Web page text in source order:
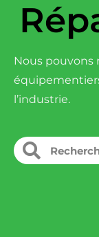
Nous pouvons
l’industrie.